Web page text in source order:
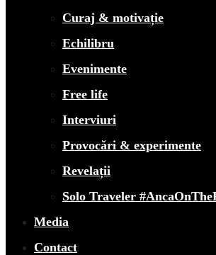
Curaj & motivație
Echilibru
Evenimente
Free life
Interviuri
Provocări & experimente
Revelații
Solo Traveler
Media
Contact